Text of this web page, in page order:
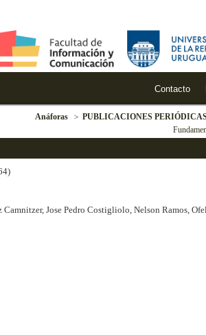
Contacto
Anáforas PUBLICACIONES
Jose Pedro Costigliolo, Nelson Ramos,